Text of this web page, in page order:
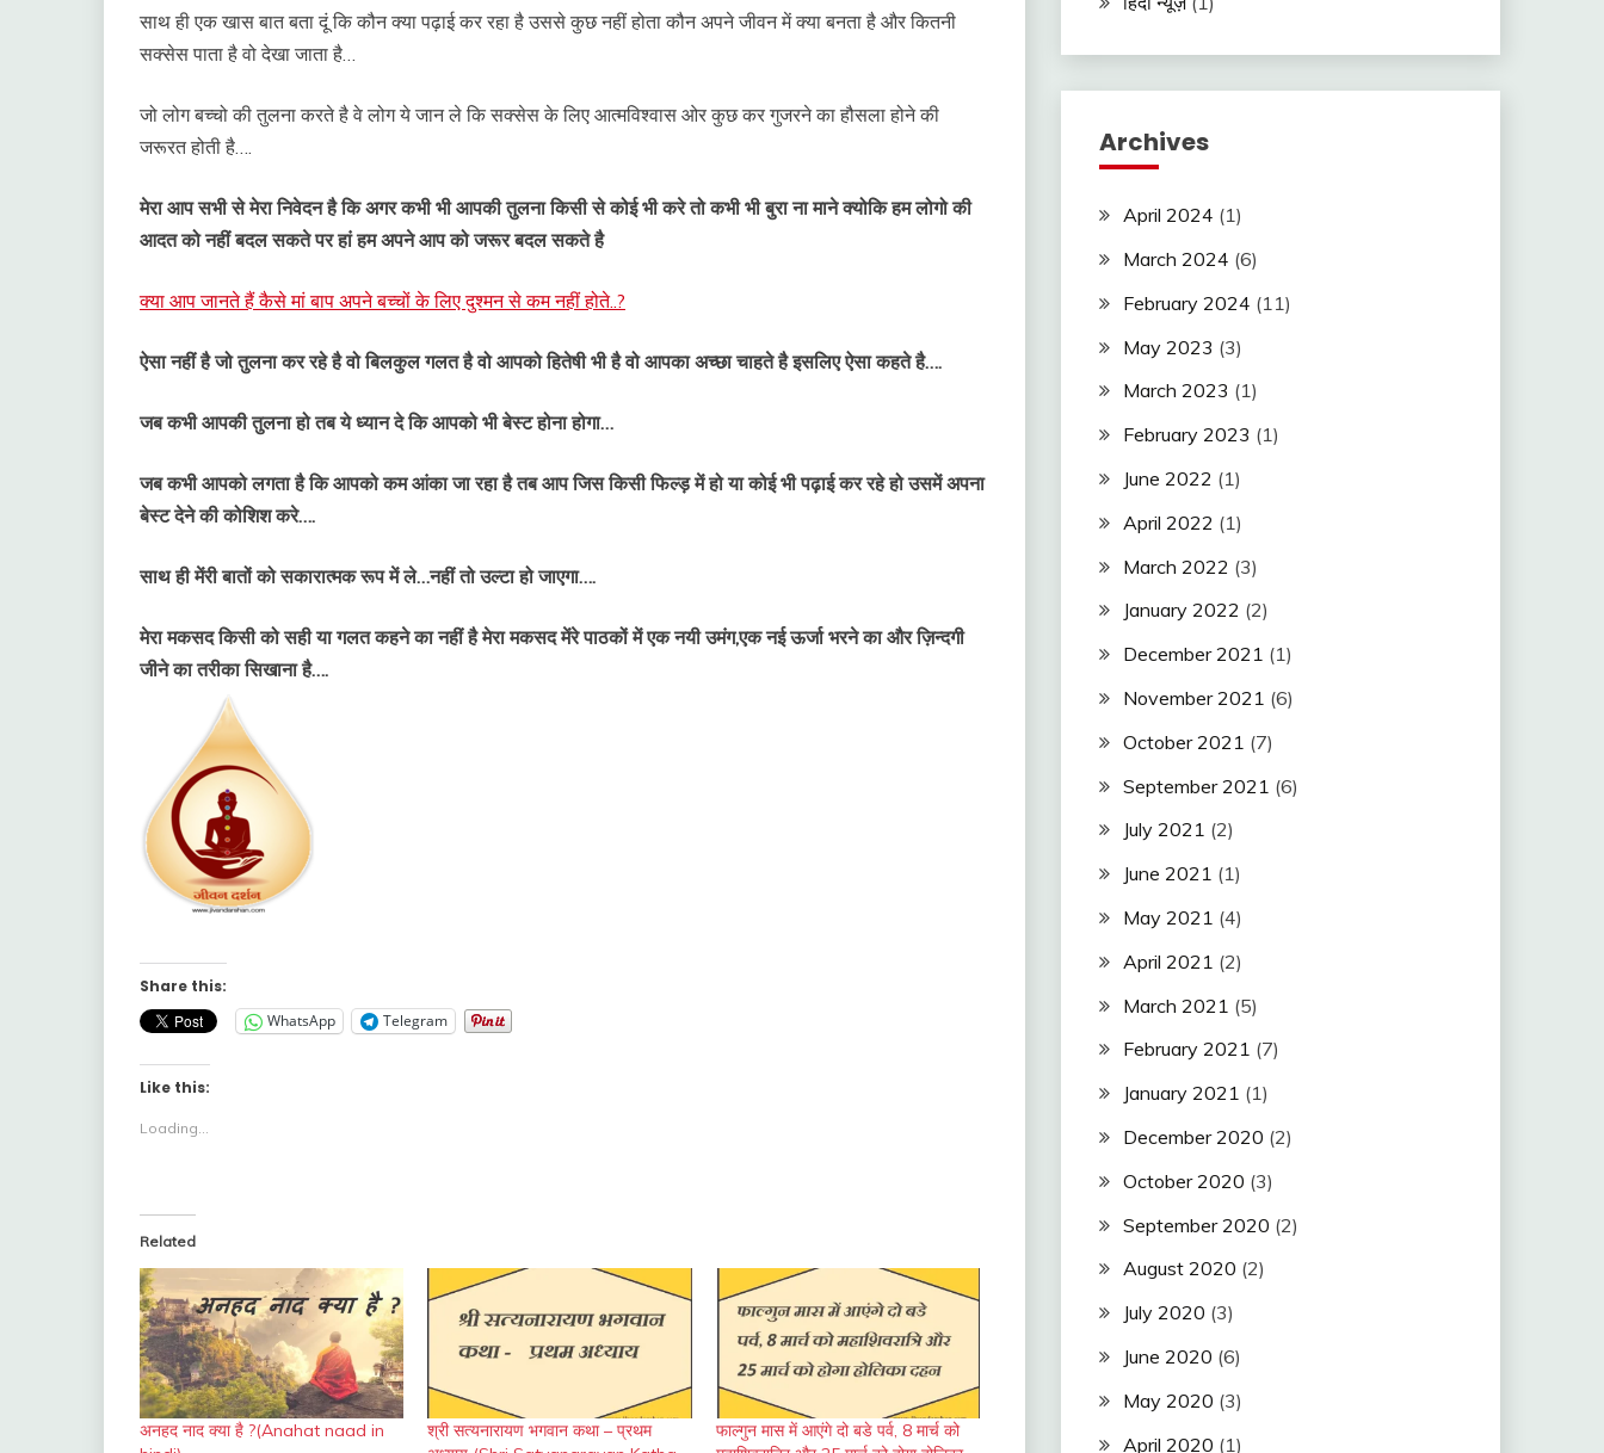
साथ ही एक खास बात बता दूं कि कौन क्या पढ़ाई कर रहा है उससे कुछ नहीं होता कौन अपने जीवन में क्या बनता है और कितनी
सक्सेस पाता है वो देखा जाता है…
जो लोग बच्चो की तुलना करते है वे लोग ये जान ले कि सक्सेस के लिए आत्मविश्वास ओर कुछ कर गुजरने का हौसला होने की
जरूरत होती है….
मेरा आप सभी से मेरा निवेदन है कि अगर कभी भी आपकी तुलना किसी से कोई भी करे तो कभी भी बुरा ना माने क्योकि हम लोगो की
आदत को नहीं बदल सकते पर हां हम अपने आप को जरूर बदल सकते है
क्या आप जानते हैं कैसे मां बाप अपने बच्चों के लिए दुश्मन से कम नहीं होते..?
ऐसा नहीं है जो तुलना कर रहे है वो बिलकुल गलत है वो आपको हितेषी भी है वो आपका अच्छा चाहते है इसलिए ऐसा कहते है….
जब कभी आपकी तुलना हो तब ये ध्यान दे कि आपको भी बेस्ट होना होगा…
जब कभी आपको लगता है कि आपको कम आंका जा रहा है तब आप जिस किसी फिल्ड़ में हो या कोई भी पढ़ाई कर रहे हो उसमें अपना
बेस्ट देने की कोशिश करे….
साथ ही मेंरी बातों को सकारात्मक रूप में ले…नहीं तो उल्टा हो जाएगा….
मेरा मकसद किसी को सही या गलत कहने का नहीं है मेरा मकसद मेंरे पाठकों में एक नयी उमंग,एक नई ऊर्जा भरने का और ज़िन्दगी
जीने का तरीका सिखाना है….
Share this:
WhatsApp
Telegram
Like this:
Loading...
Related
अनहद नाद क्या है ?(Anahat naad in
श्री सत्यनारायण भगवान कथा – प्रथम
फाल्गुन मास में आएंगे दो बडे पर्व, 8 मार्च को
Archives
April 2024 (1)
March 2024 (6)
February 2024 (11)
May 2023 (3)
March 2023 (1)
February 2023 (1)
June 2022 (1)
April 2022 (1)
March 2022 (3)
January 2022 (2)
December 2021 (1)
November 2021 (6)
October 2021 (7)
September 2021 (6)
July 2021 (2)
June 2021 (1)
May 2021 (4)
April 2021 (2)
March 2021 (5)
February 2021 (7)
January 2021 (1)
December 2020 (2)
October 2020 (3)
September 2020 (2)
August 2020 (2)
July 2020 (3)
June 2020 (6)
May 2020 (3)
April 2020 (1)